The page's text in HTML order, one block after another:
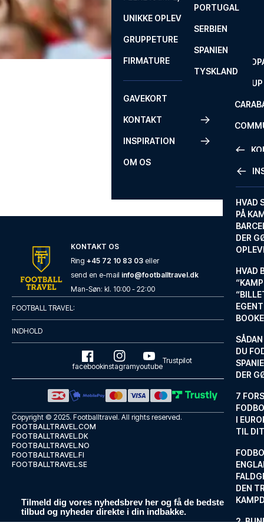
FA CUP
ROM
SEVILLA
PORTUGAL
SERBIEN
SPANIEN
TYSKLAND
UNIKKE OPLEVELSER
GRUPPETURE
FIRMATURE
GAVEKORT
KONTAKT
FAQ
INSPIRATION
HVAD
PÅ
DER
HVAD
DU
DER
7
I
TIL
DEN
2.
OM OS
KONTAKT OS
Ring +45 72 10 83 03 eller
send en e-mail info@footballtravel.dk
Man-Søn: kl. 10:00 - 22:00
FOOTBALL TRAVEL:
INDHOLD
facebookinstagramyoutube
Trustpilot
Copyright © 2025. Footballtravel. All rights reserved.
FOOTBALLTRAVEL.COM
FOOTBALLTRAVEL.DK
FOOTBALLTRAVEL.NO
FOOTBALLTRAVEL.FI
FOOTBALLTRAVEL.SE
Tilmeld dig vores nyhedsbrev her og få de bedste
tilbud og nyheder direkte i din indbakke.